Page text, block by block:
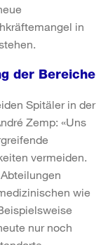
in
der Bereiche
Spitäler in der
Zemp: «Uns
vermeiden.
wie
nur noch